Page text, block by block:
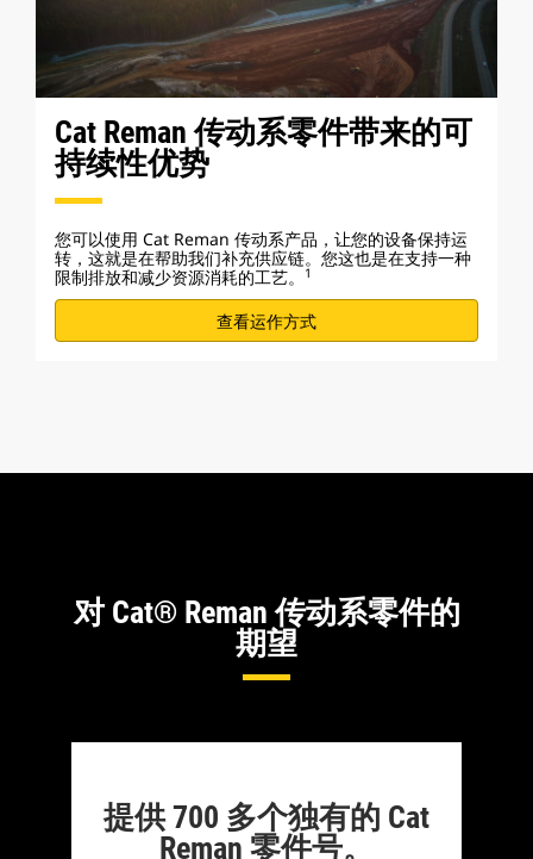
Cat Reman 传动系零件带来的可
持续性优势
您可以使用 Cat Reman 传动系产品，让您的设备保持运
转，这就是在帮助我们补充供应链。您这也是在支持一种
限制排放和减少资源消耗的工艺。
1
查看运作方式
对 Cat® Reman 传动系零件的
期望
提供 700 多个独有的 Cat
Reman 零件号。